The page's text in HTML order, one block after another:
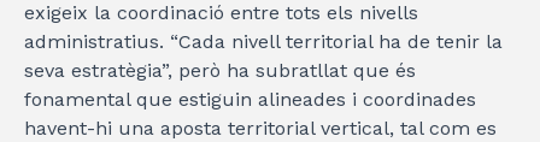
exigeix la coordinació entre tots els nivells
administratius. “Cada nivell territorial ha de tenir la
seva estratègia”, però ha subratllat que és
fonamental que estiguin alineades i coordinades
havent-hi una aposta territorial vertical, tal com es